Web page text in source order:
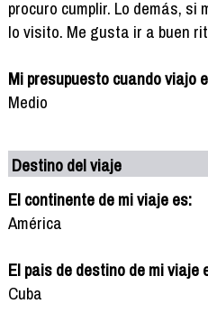
procuro cumplir. Lo demás, si
lo visito. Me gusta ir a buen
Mi presupuesto cuando viajo
Medio
Destino del viaje
El continente de mi viaje es:
América
El pais de destino de mi viaje
Cuba